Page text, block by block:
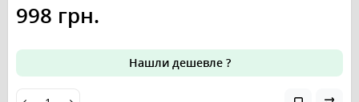
998 грн.
Нашли дешевле ?